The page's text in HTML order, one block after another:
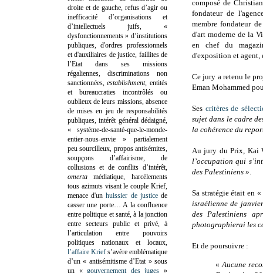
composé de
fondateur de
membre fondateur
d'art moderne de la
en chef du
d'exposition et agent,
Ce jury a retenu le
Eman Mohammed
Ses critères de
sujet dans le cadre
la cohérence du
Au jury du Prix, Kai
l’occupation qui
des Palestiniens ».
Sa stratégie était en «
israélienne de
des Palestiniens
photographierai les
Et de poursuivre :
« Aucune
droite et de gauche, refus d’agir ou
inefficacité d’organisations et
d’intellectuels juifs, «
dysfonctionnements » d’institutions
publiques, d'ordres professionnels
et d'auxiliaires de justice, faillites de
l’Etat dans ses missions
régaliennes, discriminations non
sanctionnées,establishment, entités
et bureaucraties incontrôlés ou
oublieux de leurs missions, absence
de mises en jeu de responsabilités
publiques, intérêt général dédaigné,
« système-de-santé-que-le-monde-
entier-nous-envie » partialement
peu sourcilleux, propos antisémites,
soupçons d’affairisme, de
collusions et de conflits d’intérêt,
omertamédiatique, harcèlements
tous azimuts visant le couple Krief,
menace d'unhuissier de justicede
casser une porte… A la confluence
entre politique et santé, à la jonction
entre secteurs public et privé, à
l’articulation entre pouvoirs
politiques nationaux et locaux,
l’affaire Krief s’avère emblématique
d’un « antisémitisme d’Etat » sous
un «gouvernement des juges »